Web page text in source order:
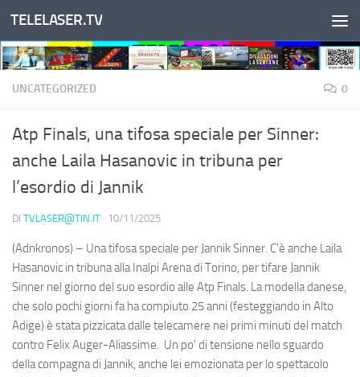
Salta al contenuto
TELELASER.TV
UNCATEGORIZED 0
Atp Finals, una tifosa speciale per Sinner:
anche Laila Hasanovic in tribuna per
l’esordio di Jannik
DI TVLASER@TIN.IT · 10/11/2025
(Adnkronos) – Una tifosa speciale per Jannik Sinner. C'è anche Laila
Hasanovic in tribuna alla Inalpi Arena di Torino, per tifare Jannik
Sinner nel giorno del suo esordio alle Atp Finals. La modella danese,
che solo pochi giorni fa ha compiuto 25 anni (festeggiando in Alto
Adige) è stata pizzicata dalle telecamere nei primi minuti del match
contro Felix Auger-Aliassime. Un po' di tensione nello sguardo
della compagna di Jannik, anche lei emozionata per lo spettacolo